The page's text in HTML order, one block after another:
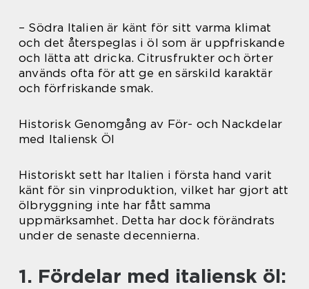
– Södra Italien är känt för sitt varma klimat
och det återspeglas i öl som är uppfriskande
och lätta att dricka. Citrusfrukter och örter
används ofta för att ge en särskild karaktär
och förfriskande smak.
Historisk Genomgång av För- och Nackdelar
med Italiensk Öl
Historiskt sett har Italien i första hand varit
känt för sin vinproduktion, vilket har gjort att
ölbryggning inte har fått samma
uppmärksamhet. Detta har dock förändrats
under de senaste decennierna.
1. Fördelar med italiensk öl: